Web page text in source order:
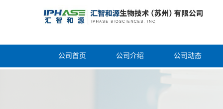
公司首页 公司介绍 公司动态